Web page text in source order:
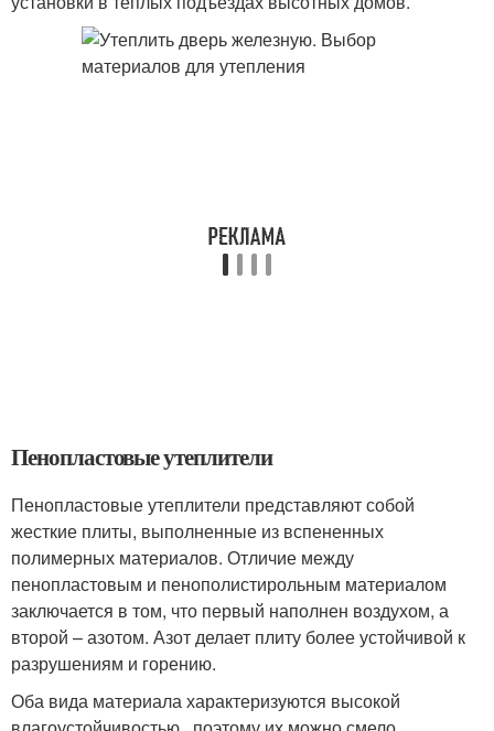
Пенопластовые утеплители
Пенопластовые утеплители представляют собой
жесткие плиты, выполненные из вспененных
полимерных материалов. Отличие между
пенопластовым и пенополистирольным материалом
заключается в том, что первый наполнен воздухом, а
второй – азотом. Азот делает плиту более устойчивой к
разрушениям и горению.
Оба вида материала характеризуются высокой